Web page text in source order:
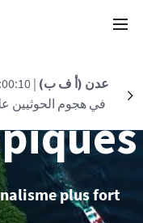
عدن (أ ف ب) | 14:00:10 - 07/08/2026
في هجوم الحوثيين
Suivant
plus fort